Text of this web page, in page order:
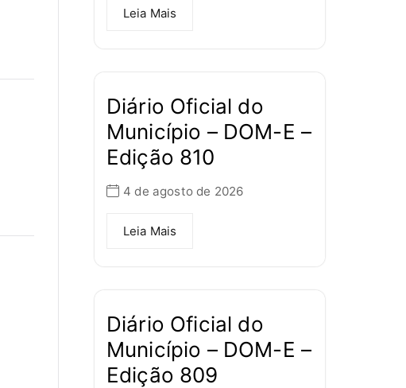
Leia Mais
Diário Oficial do
Município – DOM-E –
Edição 810
4 de agosto de 2026
Leia Mais
Diário Oficial do
Município – DOM-E –
Edição 809